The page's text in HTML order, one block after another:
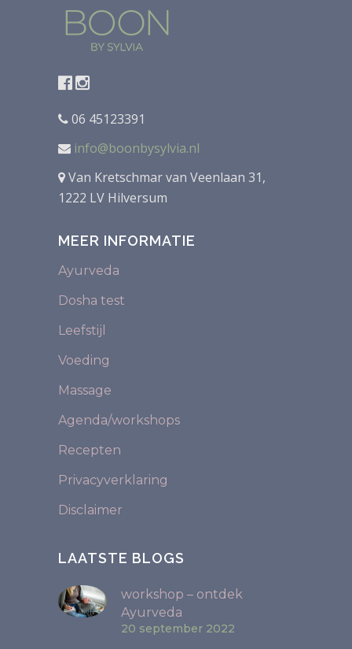
06 45123391
info@boonbysylvia.nl
Van Kretschmar van Veenlaan 31,
1222 LV Hilversum
MEER INFORMATIE
Ayurveda
Dosha test
Leefstijl
Voeding
Massage
Agenda/workshops
Recepten
Privacyverklaring
Disclaimer
LAATSTE BLOGS
workshop – ontdek
Ayurveda
20 september 2022